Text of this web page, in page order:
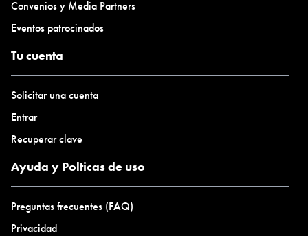
Convenios y Media Partners
Eventos patrocinados
Tu cuenta
Solicitar una cuenta
Entrar
Recuperar clave
Ayuda y Polticas de uso
Preguntas frecuentes (FAQ)
Privacidad